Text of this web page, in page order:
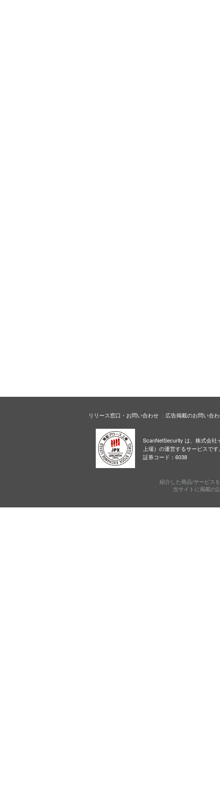
リリース窓口・お問い合わせ 広告掲載のお問い合
ScanNetSecurity は、株式会社
上場）の運営するサービスです
証券コード：6038
紹介した商品/サービス
当サイトに掲載の